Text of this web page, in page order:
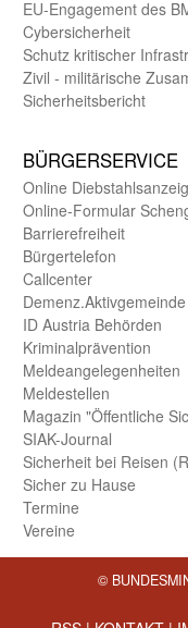
EU-Engagement des
Cybersicherheit
Schutz kritischer
Zivil - militärische
Sicherheits­bericht
BÜRGER­SERVICE
Online
Online-Formular
Barriere­freiheit
Bürger­telefon
Call­center
Demenz.Aktiv­gemeinde
ID Austria Behörden
Kriminal­prävention
Melde­an­ge­le­gen­heiten
Meld­estellen
Magazin "Öffentliche
SIAK-Journal
Sicherheit bei Reisen
Sicher zu Hause
Termine
Vereine
©